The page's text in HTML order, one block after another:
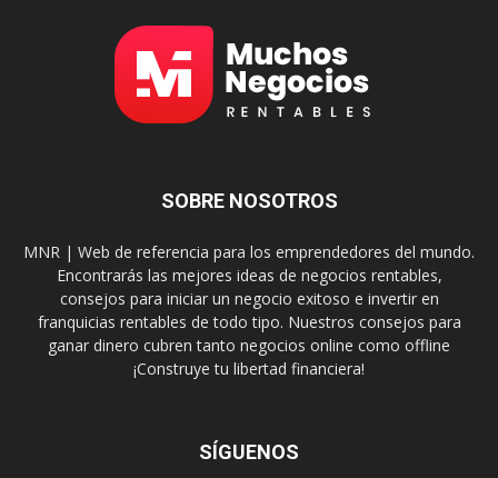
SOBRE NOSOTROS
MNR | Web de referencia para los emprendedores del mundo.
Encontrarás las mejores ideas de negocios rentables,
consejos para iniciar un negocio exitoso e invertir en
franquicias rentables de todo tipo. Nuestros consejos para
ganar dinero cubren tanto negocios online como offline
¡Construye tu libertad financiera!
SÍGUENOS